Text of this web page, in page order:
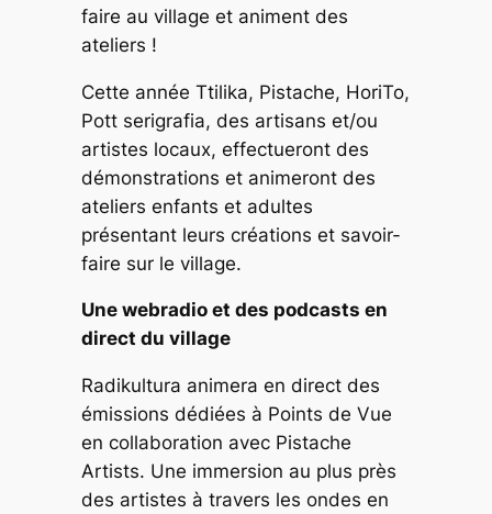
faire au village et animent des
ateliers !
Cette année Ttilika, Pistache, HoriTo,
Pott serigrafia, des artisans et/ou
artistes locaux, effectueront des
démonstrations et animeront des
ateliers enfants et adultes
présentant leurs créations et savoir-
faire sur le village.
Une webradio et des podcasts en
direct du village
Radikultura animera en direct des
émissions dédiées à Points de Vue
en collaboration avec Pistache
Artists. Une immersion au plus près
des artistes à travers les ondes en